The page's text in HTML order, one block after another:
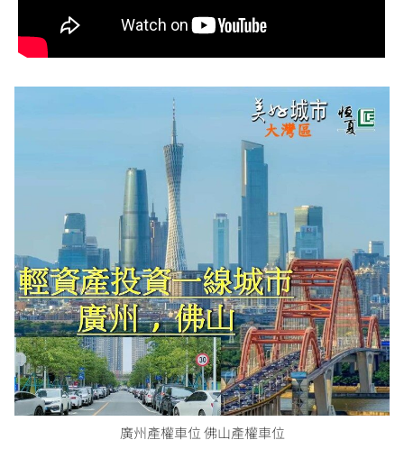
廣州產權車位 佛山產權車位